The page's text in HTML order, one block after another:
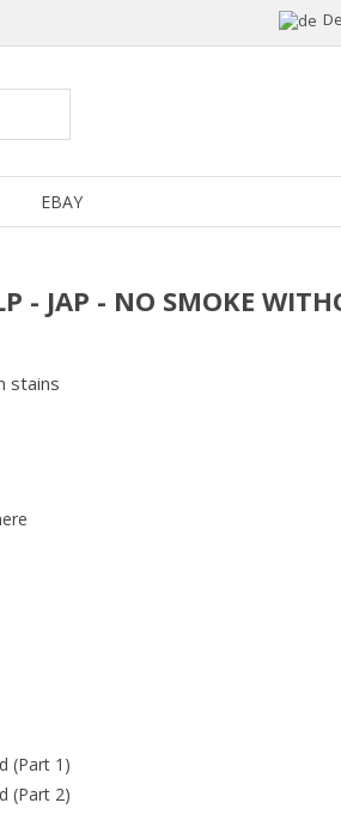
EBAY
- JAP - NO SMOKE
stains
(Part 1)
(Part 2)